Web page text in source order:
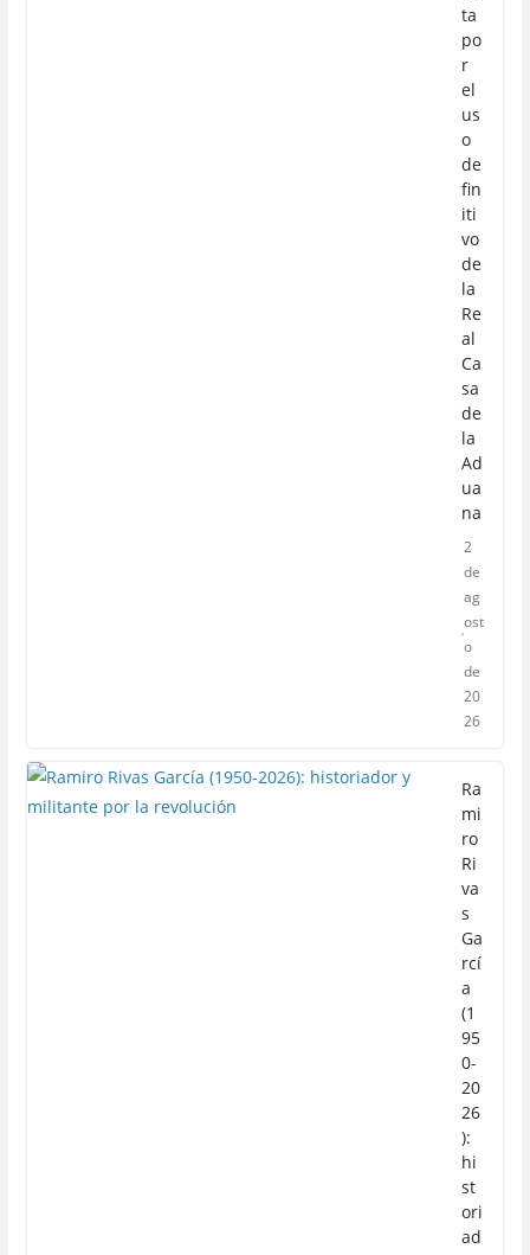
ta
po
r
el
us
o
de
fin
iti
vo
de
la
Re
al
Ca
sa
de
la
Ad
ua
na
2
de
ag
ost
o
de
20
26
Ra
mi
ro
Ri
va
s
Ga
rcí
a
(1
95
0-
20
26
):
hi
st
ori
ad